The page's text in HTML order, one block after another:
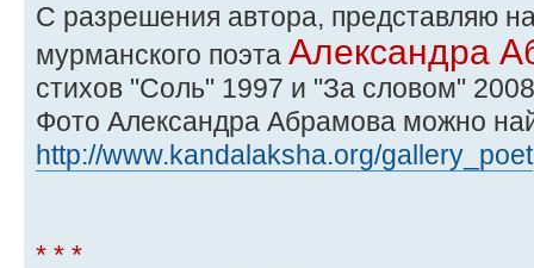
С разрешения автора, представляю
мурманского поэта Александра
стихов "Соль" 1997 и "За словом"
Фото Александра Абрамова можно
http://www.kandalaksha.org/gallery_poet
* * *